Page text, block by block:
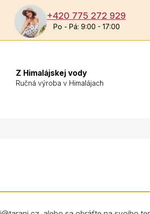
+420 775 272 929
Po - Pá: 9:00 - 17:00
Z Himalájskej vody
Ručná výroba v Himalájach